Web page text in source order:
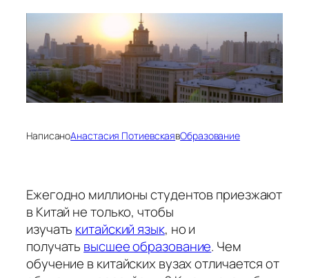
НаписаноАнастасия ПотиевскаявОбразование
Ежегодно миллионы студентов приезжают
в Китай не только, чтобы
изучать китайский язык, но и
получать высшее образование. Чем
обучение в китайских вузах отличается от